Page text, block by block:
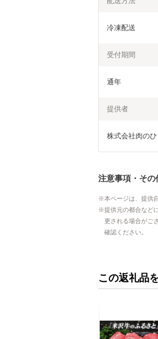
冷凍配送
受付期間
通年
提供者
株式会社肉の
注意事項・その
本ページは、提供
提供元の都合など
更される場合がご
確認ください。
この返礼品